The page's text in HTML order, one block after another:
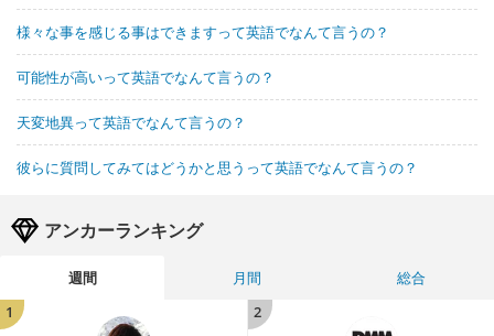
様々な事を感じる事はできますって英語でなんて言うの？
可能性が高いって英語でなんて言うの？
天変地異って英語でなんて言うの？
彼らに質問してみてはどうかと思うって英語でなんて言うの？
アンカーランキング
週間 月間
総合
1
2